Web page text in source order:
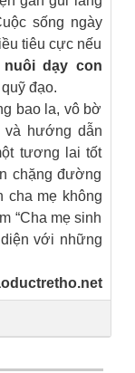
sống ngày
tiêu cực nếu
nuôi dạy con
đạo.
bao la, vô bờ
và hướng dẫn
tương lai tốt
chặng đường
cha mẹ không
“Cha mẹ sinh
với những